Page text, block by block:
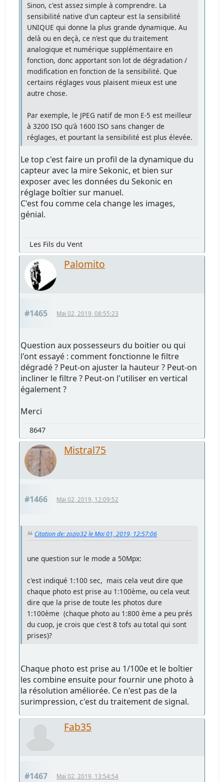
Sinon, c'est assez simple à comprendre. La
sensibilité native d'un capteur est la sensibilité
UNIQUE qui donne la plus grande dynamique. Au
delà ou en deçà, ce n'est que du traitement
analogique et numérique supplémentaire en
fonction, donc apportant son lot de dégradation /
modification en fonction de la sensibilité. Que
certains réglages vous plaisent mieux est une
autre chose.
Par exemple, le JPEG natif de mon E-5 est meilleur
à 3200 ISO qu'à 1600 ISO sans changer de
réglages, et pourtant la sensibilité est plus élevée.
Le top c'est faire un profil de la dynamique du
capteur avec la mire Sekonic, et bien sur
exposer avec les données du Sekonic en
réglage boîtier sur manuel.
C'est fou comme cela change les images,
génial.
Les Fils du Vent
Palomito
#1465 Mai 02, 2019, 08:55:23
Question aux possesseurs du boitier ou qui
l'ont essayé : comment fonctionne le filtre
dégradé ? Peut-on ajuster la hauteur ? Peut-on
incliner le filtre ? Peut-on l'utiliser en vertical
également ?
Merci
8647
Mistral75
#1466 Mai 02, 2019, 12:09:52
Citation de: zozio32 le Mai 01, 2019, 12:57:06
une question sur le mode a 50Mpx:
c'est indiqué 1:100 sec, mais cela veut dire que
chaque photo est prise au 1:100ème, ou cela veut
dire que la prise de toute les photos dure
1:100ème (chaque photo au 1:800 ème a peu prés
du cuop, je crois que c'est 8 tofs au total qui sont
prises)?
Chaque photo est prise au 1/100e et le boîtier
les combine ensuite pour fournir une photo à
la résolution améliorée. Ce n'est pas de la
surimpression, c'est du traitement de signal.
Fab35
#1467 Mai 02, 2019, 13:54:54